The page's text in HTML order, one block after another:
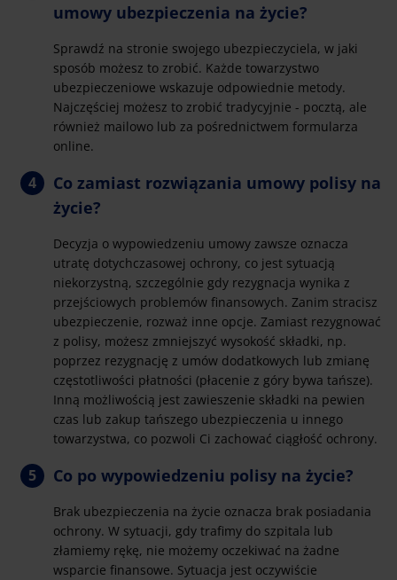
umowy ubezpieczenia na życie?
Sprawdź na stronie swojego ubezpieczyciela, w jaki
sposób możesz to zrobić. Każde towarzystwo
ubezpieczeniowe wskazuje odpowiednie metody.
Najczęściej możesz to zrobić tradycyjnie - pocztą, ale
również mailowo lub za pośrednictwem formularza
online.
Co zamiast rozwiązania umowy polisy na
życie?
Decyzja o wypowiedzeniu umowy zawsze oznacza
utratę dotychczasowej ochrony, co jest sytuacją
niekorzystną, szczególnie gdy rezygnacja wynika z
przejściowych problemów finansowych. Zanim stracisz
ubezpieczenie, rozważ inne opcje. Zamiast rezygnować
z polisy, możesz zmniejszyć wysokość składki, np.
poprzez rezygnację z umów dodatkowych lub zmianę
częstotliwości płatności (płacenie z góry bywa tańsze).
Inną możliwością jest zawieszenie składki na pewien
czas lub zakup tańszego ubezpieczenia u innego
towarzystwa, co pozwoli Ci zachować ciągłość ochrony.
Co po wypowiedzeniu polisy na życie?
Brak ubezpieczenia na życie oznacza brak posiadania
ochrony. W sytuacji, gdy trafimy do szpitala lub
złamiemy rękę, nie możemy oczekiwać na żadne
wsparcie finansowe. Sytuacja jest oczywiście